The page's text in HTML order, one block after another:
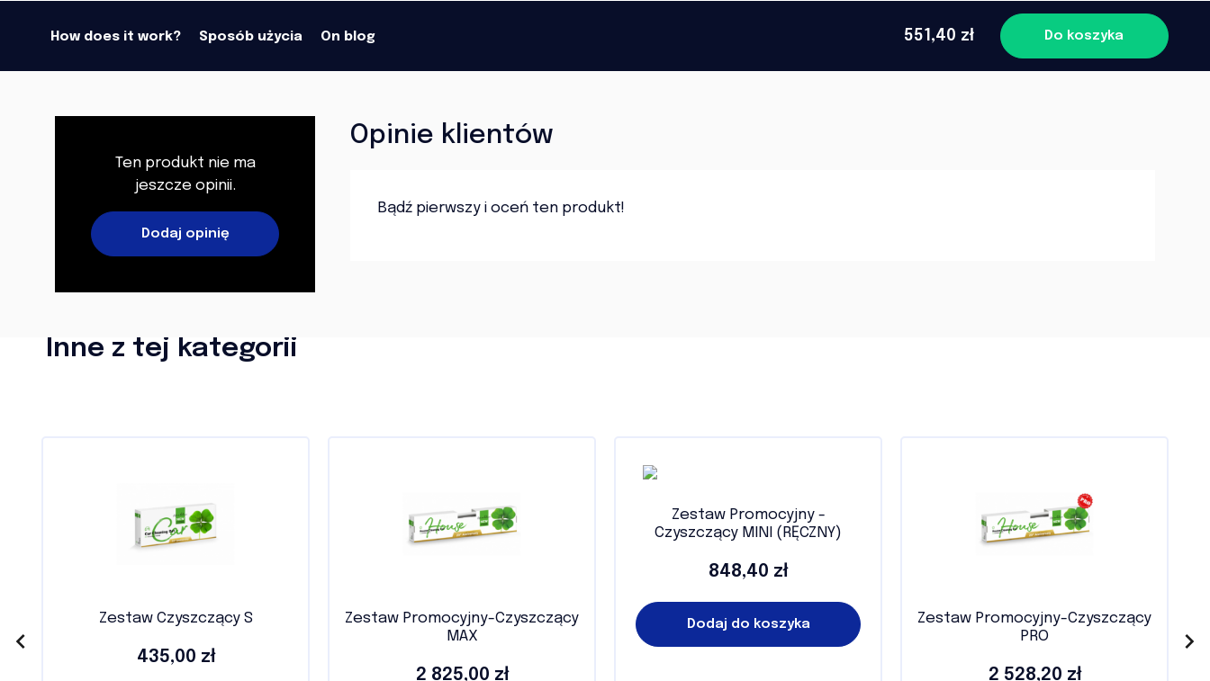
How does it work? Sposób użycia On blog 551,40 zł Do koszyka
Ten produkt nie ma
jeszcze opinii.
Dodaj opinię
Opinie klientów
Bądź pierwszy i oceń ten produkt!
Inne z tej kategorii

Zestaw Czyszczący S
Cena
435,00 zł
Zestaw Promocyjny-Czyszczący
MAX
Cena
2 825,00 zł
Zestaw Promocyjny -
Czyszczący MINI (RĘCZNY)
Cena
848,40 zł
Dodaj do koszyka
Zestaw Promocyjny-Czyszczący
PRO
Cena
2 528,20 zł
